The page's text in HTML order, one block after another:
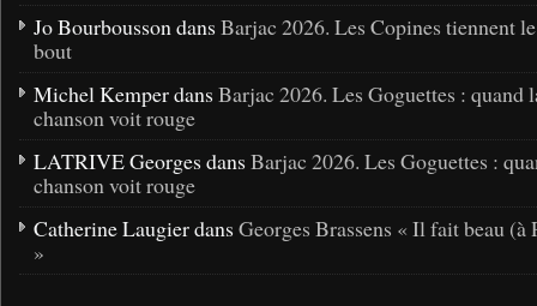
Jo Bourbousson dans Barjac 2026. Les Copines tiennent
bout
Michel Kemper dans Barjac 2026. Les Goguettes : quand
chanson voit rouge
LATRIVE Georges dans Barjac 2026. Les Goguettes :
chanson voit rouge
Catherine Laugier dans Georges Brassens « Il fait beau (à
»